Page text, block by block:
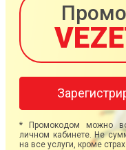
* Промокодом можно
личном кабинете. Не
на все услуги, кроме